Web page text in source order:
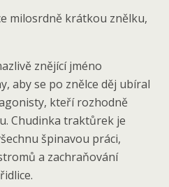
milosrdně krátkou znělku,
znějící jméno
aby se po znělce děj ubíral
kteří rozhodně
Chudinka traktůrek je
špinavou práci,
a zachraňování